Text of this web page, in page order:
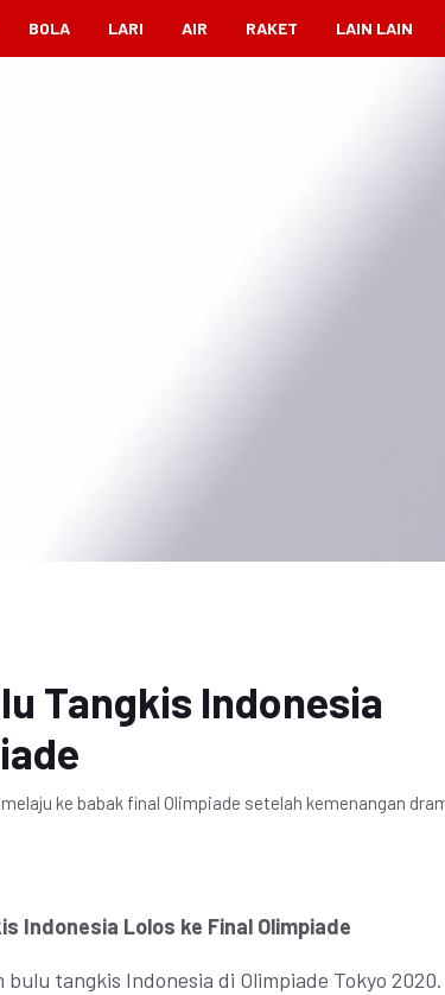
BOLA LARI AIR RAKET LAIN LAIN
Tangkis Indonesia
ke babak final Olimpiade setelah kemenangan
Indonesia Lolos ke Final Olimpiade
tangkis Indonesia di Olimpiade Tokyo 2020.